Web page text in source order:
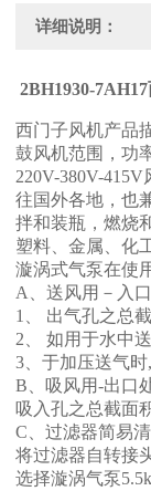
详细说明：
2BH1930-
西门子风机产品
鼓风机范围，功
220V-380V-
往国外各地，也
拌和装瓶，燃烧
塑料、金属、化
漩涡式气泵在使
A、送风用－入
1、 出气孔之总
2、 如用于水中
3、于加压送气
B、吸风用-出口
吸入孔之总截面
C、过滤器简易
将过滤器自转接
选择漩涡气泵